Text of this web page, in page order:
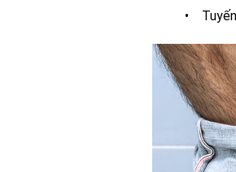
• Tuyến